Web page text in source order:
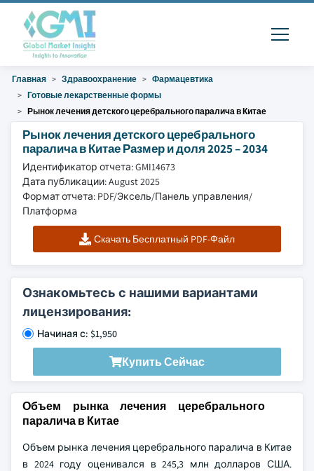
Главная Здравоохранение
Фармацевтика
Готовые лекарственные формы
Рынок лечения детского церебрального паралича в Китае
Рынок лечения детского церебрального
паралича в Китае Размер и доля 2025 – 2034
Идентификатор отчета: GMI14673
Дата публикации: August 2025
Формат отчета: PDF/Эксель/Панель управления/
Платформа
Скачать Бесплатный PDF-Файл
Ознакомьтесь с нашими вариантами
лицензирования:
Начиная с: $1,950
Купить Сейчас
Объем рынка лечения церебрального
паралича в Китае
Объем рынка лечения церебрального паралича в Китае
в 2024 году оценивался в 245,3 млн долларов США.